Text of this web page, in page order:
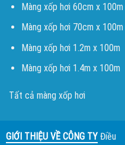
Màng xốp hơi 60cm x 100m
Màng xốp hơi 70cm x 100m
Màng xốp hơi 1.2m x 100m
Màng xốp hơi 1.4m x 100m
Tất cả màng xốp hơi
GIỚI THIỆU VỀ CÔNG TYĐiều